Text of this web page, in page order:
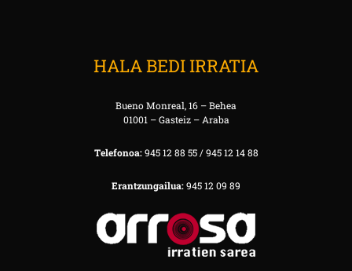
HALA BEDI IRRATIA
Bueno Monreal, 16 – Behea
01001 – Gasteiz – Araba
Telefonoa:945 12 88 55 / 945 12 14 88
Erantzungailua:945 12 09 89